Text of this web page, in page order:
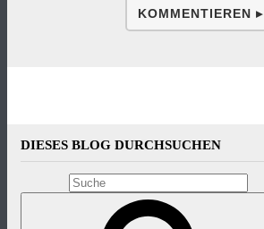
KOMMENTIEREN ▸
DIESES BLOG DURCHSUCHEN